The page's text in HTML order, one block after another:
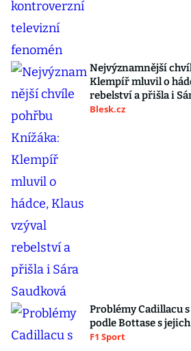
Nejvýznamnější
Klempíř mluvil o
rebelství a přišla i
Blesk.cz
Problémy Cadillacu
podle Bottase s
F1 Sport